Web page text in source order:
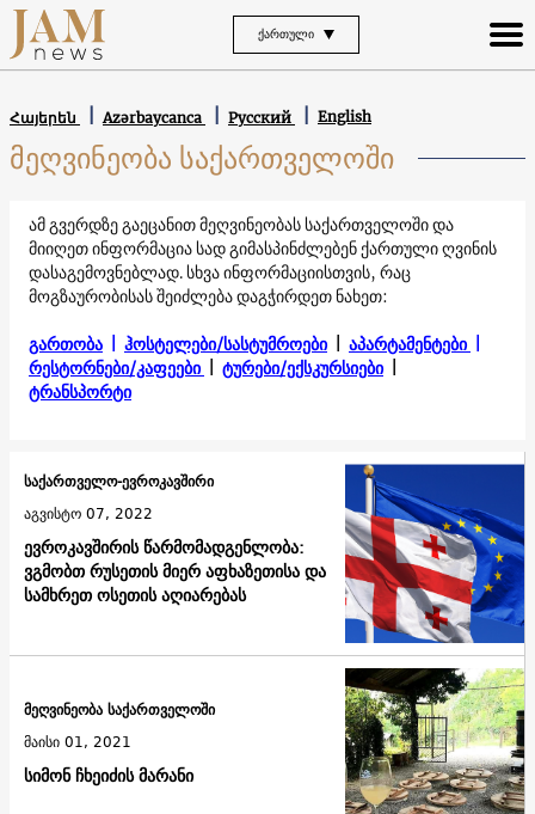
ᲥᲐᲠᲗᲣᲚᲘ
Հայերեն Azərbaycanca Русский English
მეღვინეობა საქართველოში
ამ გვერდზე გაეცანით მეღვინეობას საქართველოში და
მიიღეთ ინფორმაცია სად გიმასპინძლებენ ქართული ღვინის
დასაგემოვნებლად. სხვა ინფორმაციისთვის, რაც
მოგზაურობისას შეიძლება დაგჭირდეთ ნახეთ:
გართობა ჰოსტელები/სასტუმროები აპარტამენტები
რესტორნები/კაფეები
ტურები/ექსკურსიები
ტრანსპორტი
ევროკავშირის წარმომადგენლობა:
ვგმობთ რუსეთის მიერ აფხაზეთისა და
სამხრეთ ოსეთის აღიარებას
საქართველო-ევროკავშირი
აგვისტო 07, 2022
სიმონ ჩხეიძის მარანი
მეღვინეობა საქართველოში
მაისი 01, 2021